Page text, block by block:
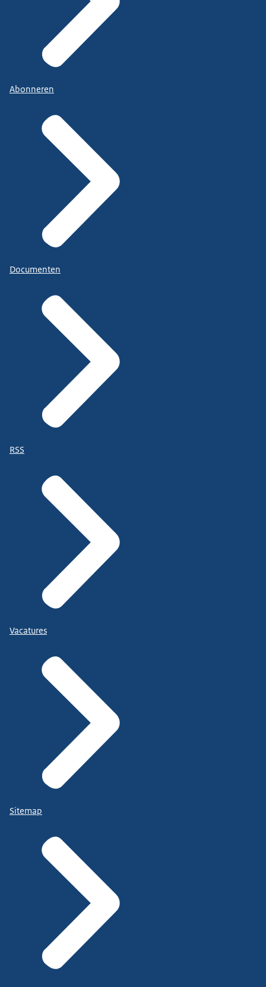
Abonneren
Documenten
RSS
Vacatures
Sitemap